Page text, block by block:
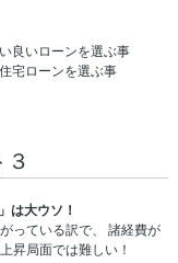
良いローンを選ぶ事
宅ローンを選ぶ事
３
は大ウソ！
っている訳で、 諸経費が
昇局面では難しい！